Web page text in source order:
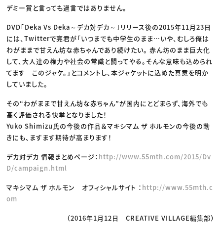
デミー賞と言っても過言ではありません。
DVD｢Deka Vs Deka～デカ対デカ～｣リリース後の2015年11月23日
には、Twitterで亮君が「いつまでも中学生のまま…いや、むしろ俺は
わがままで甘えん坊な赤ちゃんであり続けたい。 赤ん坊のまま巨大化
して、大人達の権力や社会の常識と闘ってやる。そんな意味も込められ
てます このジャケ。」とコメントし、本ジャケットに込めた真意を明か
していました。
その“わがままで甘えん坊な赤ちゃん”が国内にとどまらず、海外でも
高く評価される快挙となりました！
Yuko Shimizu氏の今後の作品＆マキシマム ザ ホルモンの今後の動
きにも、ますます期待が高まります！
デカ対デカ 情報まとめページ： http://www.55mth.com/2015/Dv
D/campaign.html
マキシマム ザ ホルモン オフィシャルサイト ： http://www.55mth.c
om
（2016年1月12日 CREATIVE VILLAGE編集部）